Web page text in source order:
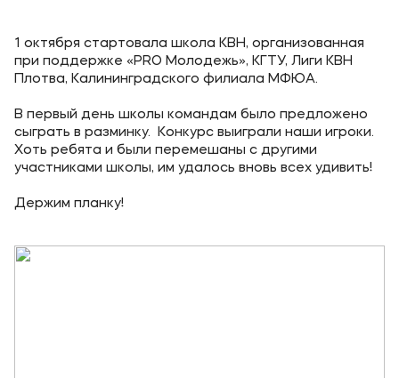
Выпускникам
Карьера
Уровни образования
Среднее профессиональное образование
Дополнительное профессиональное образование
1 октября стартовала школа КВН, организованная
при поддержке «PRO Молодежь», КГТУ, Лиги КВН
Плотва, Калининградского филиала МФЮА.
В первый день школы командам было предложено
сыграть в разминку. Конкурс выиграли наши игроки.
Хоть ребята и были перемешаны с другими
участниками школы, им удалось вновь всех удивить!
Держим планку!